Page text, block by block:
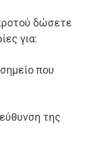
δώσετε
για:
που
της